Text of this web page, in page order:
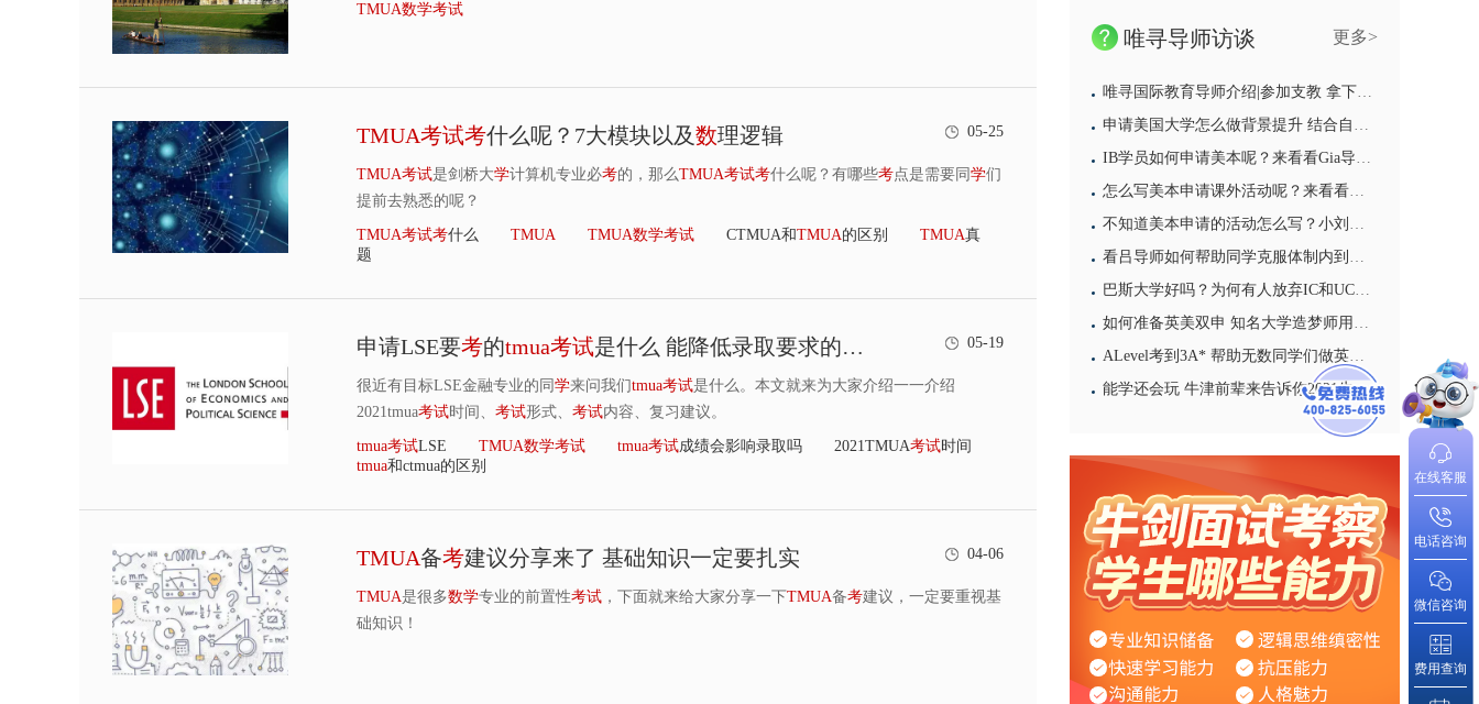
TMUA数学考试
TMUA考试考什么呢？7大模块以及数理逻辑 05-25
TMUA考试是剑桥大学计算机专业必考的，那么TMUA考试考什么呢？有哪些考点是需要同 学们
提前去熟悉的呢？
TMUA考试考什么 TMUA TMUA数学考试 CTMUA和TMUA的区别 TMUA真
题
申请LSE要考的tmua考试是什么 能降低录取要求的剑桥同款笔 试05-19
很近有目标LSE金融专业的同 学来问我们tmua考试是什么。本文就来为大家介绍一一介绍
2021tmua考试时间、 考试形式、 考试内容、复习建议。
tmua考试LSE TMUA数学考试 tmua考试成绩会影响录取吗 2021TMUA考试时间
tmua和ctmua的区别
TMUA备考建议分享来了 基础知识一定要扎实 04-06
TMUA是很多数学专业的前置性考试 ，下面就来给大家分享一下TMUA备考建议，一定要重视基
础知识！
唯寻导师访谈 更多>
唯寻国际教育导师介绍|参加支教 拿下国家奖学金 靠“经验”打败留学拦路虎
申请美国大学怎么做背景提升 结合自己的优势才能找到好的背提项目
IB学员如何申请美本呢？来看看Gia导师会给学员带来哪些建议吧
怎么写美本申请课外活动呢？来看看大陆导师给你的答案
不知道美本申请的活动怎么写？小刘导师的亲身经历一定能够给你带来启发
看吕导师如何帮助同学克服体制内到国际部的学习困难
巴斯大学好吗？为何有人放弃IC和UCL也要选它
如何准备英美双申 知名大学造梦师用他10年的亲身经历来告诉你
ALevel考到3A* 帮助无数同学们做英国本科申请选择 选揭秘牛津大学贝利奥尔学院的导师日常
能学还会玩 牛津前辈来告诉你2021牛津大学本科申请攻略
在线客服
电话咨询
微信咨询
费用查询